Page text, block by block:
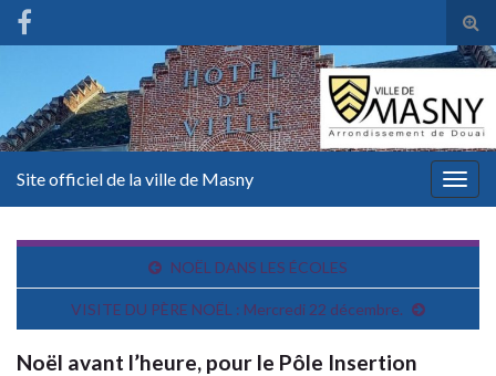
Site officiel de la ville de Masny
NOËL DANS LES ÉCOLES
VISITE DU PÈRE NOËL : Mercredi 22 décembre.
Noël avant l’heure, pour le Pôle Insertion